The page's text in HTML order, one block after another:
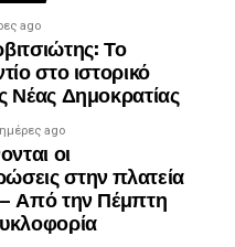
ago
Το
στο ιστορικό
Νέας Δημοκρατίας
ago
οι
στην πλατεία
– Από την Πέμπτη